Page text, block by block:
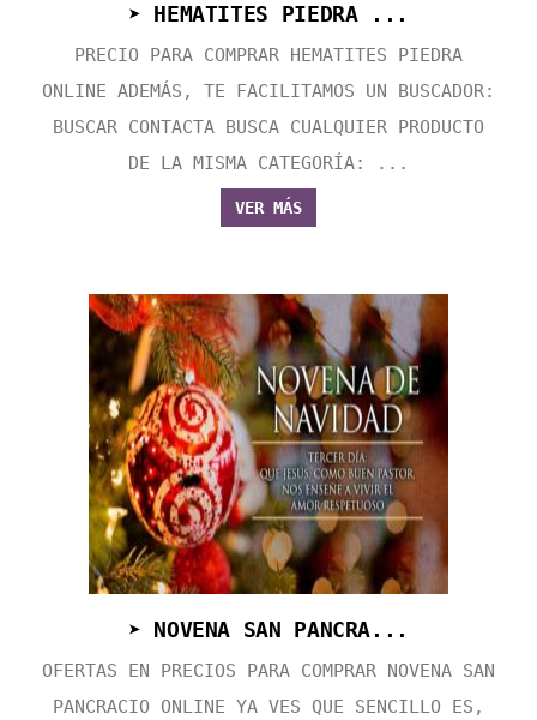
➤ HEMATITES PIEDRA ...
PRECIO PARA COMPRAR HEMATITES PIEDRA
ONLINE ADEMÁS, TE FACILITAMOS UN BUSCADOR:
BUSCAR CONTACTA BUSCA CUALQUIER PRODUCTO
DE LA MISMA CATEGORÍA: ...
VER MÁS
➤ NOVENA SAN PANCRA...
OFERTAS EN PRECIOS PARA COMPRAR NOVENA SAN
PANCRACIO ONLINE YA VES QUE SENCILLO ES,